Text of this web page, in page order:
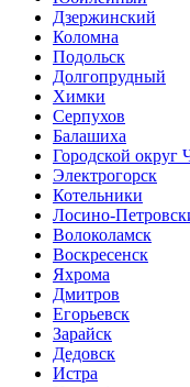
Дзержинский
Коломна
Подольск
Долгопрудный
Химки
Серпухов
Балашиха
Городской округ
Электрогорск
Котельники
Лосино-
Волоколамск
Воскресенск
Яхрома
Дмитров
Егорьевск
Зарайск
Дедовск
Истра